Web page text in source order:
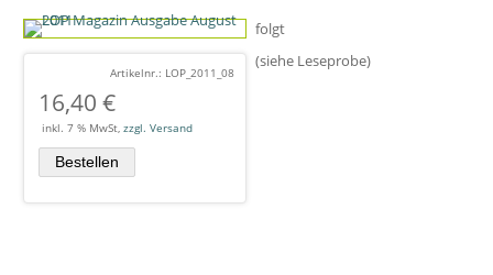
16,40 €
Artikelnr.: LOP_2011_08
inkl. 7 % MwSt, zzgl. Versand
folgt
(siehe Leseprobe)